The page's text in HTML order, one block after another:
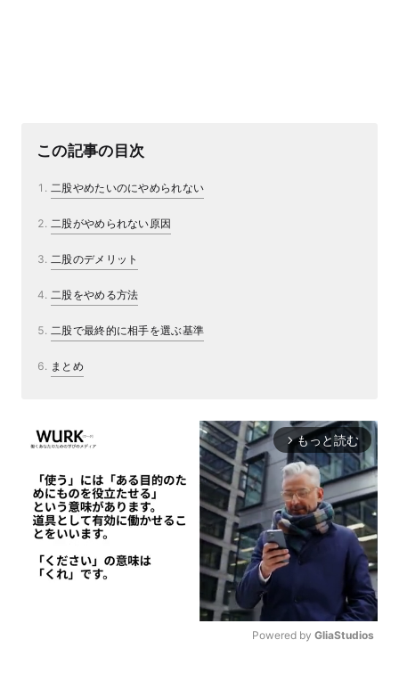
この記事の目次
二股やめたいのにやめられない
二股がやめられない原因
二股のデメリット
二股をやめる方法
二股で最終的に相手を選ぶ基準
まとめ
arrow_forward_ios もっと読む
Powered by GliaStudios